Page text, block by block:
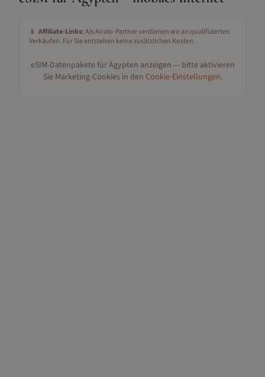
📱 Affiliate-Links:Als Airalo-Partner verdienen wir an qualifizierten
Verkäufen. Für Sie entstehen keine zusätzlichen Kosten.
eSIM-Datenpakete fürÄgypten anzeigen — bitte aktivieren
Sie Marketing-Cookies in den Cookie-Einstellungen.